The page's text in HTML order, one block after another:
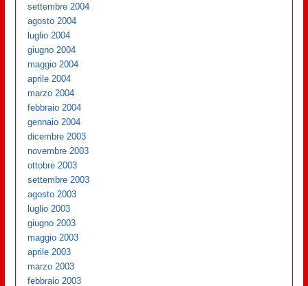
settembre 2004
agosto 2004
luglio 2004
giugno 2004
maggio 2004
aprile 2004
marzo 2004
febbraio 2004
gennaio 2004
dicembre 2003
novembre 2003
ottobre 2003
settembre 2003
agosto 2003
luglio 2003
giugno 2003
maggio 2003
aprile 2003
marzo 2003
febbraio 2003